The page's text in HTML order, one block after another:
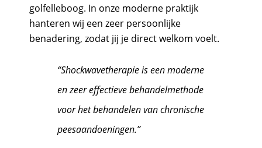
golfelleboog. In onze moderne praktijk
hanteren wij een zeer persoonlijke
benadering, zodat jij je direct welkom voelt.
“Shockwavetherapie is een moderne
en zeer effectieve behandelmethode
voor het behandelen van chronische
peesaandoeningen.”